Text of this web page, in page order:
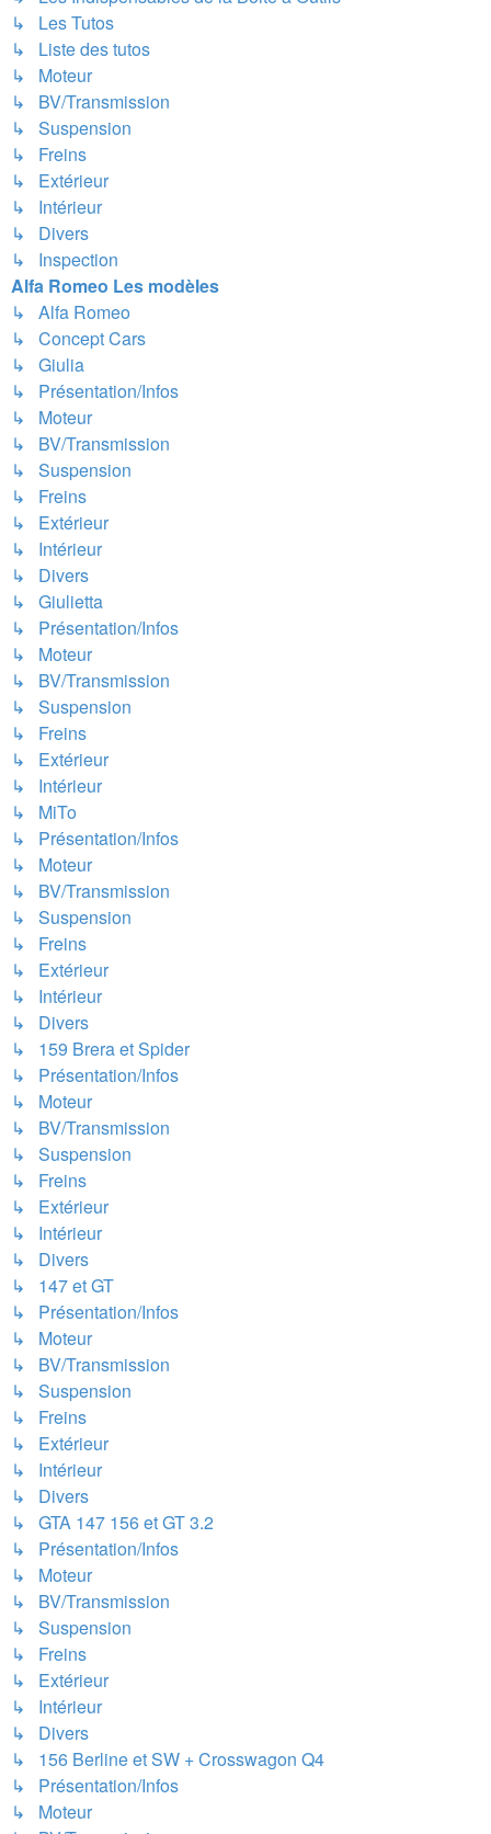
↳ Les Tutos
↳ Liste des tutos
↳ Moteur
↳ BV/Transmission
↳ Suspension
↳ Freins
↳ Extérieur
↳ Intérieur
↳ Divers
↳ Inspection
Alfa Romeo Les modèles
↳ Alfa Romeo
↳ Concept Cars
↳ Giulia
↳ Présentation/Infos
↳ Moteur
↳ BV/Transmission
↳ Suspension
↳ Freins
↳ Extérieur
↳ Intérieur
↳ Divers
↳ Giulietta
↳ Présentation/Infos
↳ Moteur
↳ BV/Transmission
↳ Suspension
↳ Freins
↳ Extérieur
↳ Intérieur
↳ MiTo
↳ Présentation/Infos
↳ Moteur
↳ BV/Transmission
↳ Suspension
↳ Freins
↳ Extérieur
↳ Intérieur
↳ Divers
↳ 159 Brera et Spider
↳ Présentation/Infos
↳ Moteur
↳ BV/Transmission
↳ Suspension
↳ Freins
↳ Extérieur
↳ Intérieur
↳ Divers
↳ 147 et GT
↳ Présentation/Infos
↳ Moteur
↳ BV/Transmission
↳ Suspension
↳ Freins
↳ Extérieur
↳ Intérieur
↳ Divers
↳ GTA 147 156 et GT 3.2
↳ Présentation/Infos
↳ Moteur
↳ BV/Transmission
↳ Suspension
↳ Freins
↳ Extérieur
↳ Intérieur
↳ Divers
↳ 156 Berline et SW + Crosswagon Q4
↳ Présentation/Infos
↳ Moteur